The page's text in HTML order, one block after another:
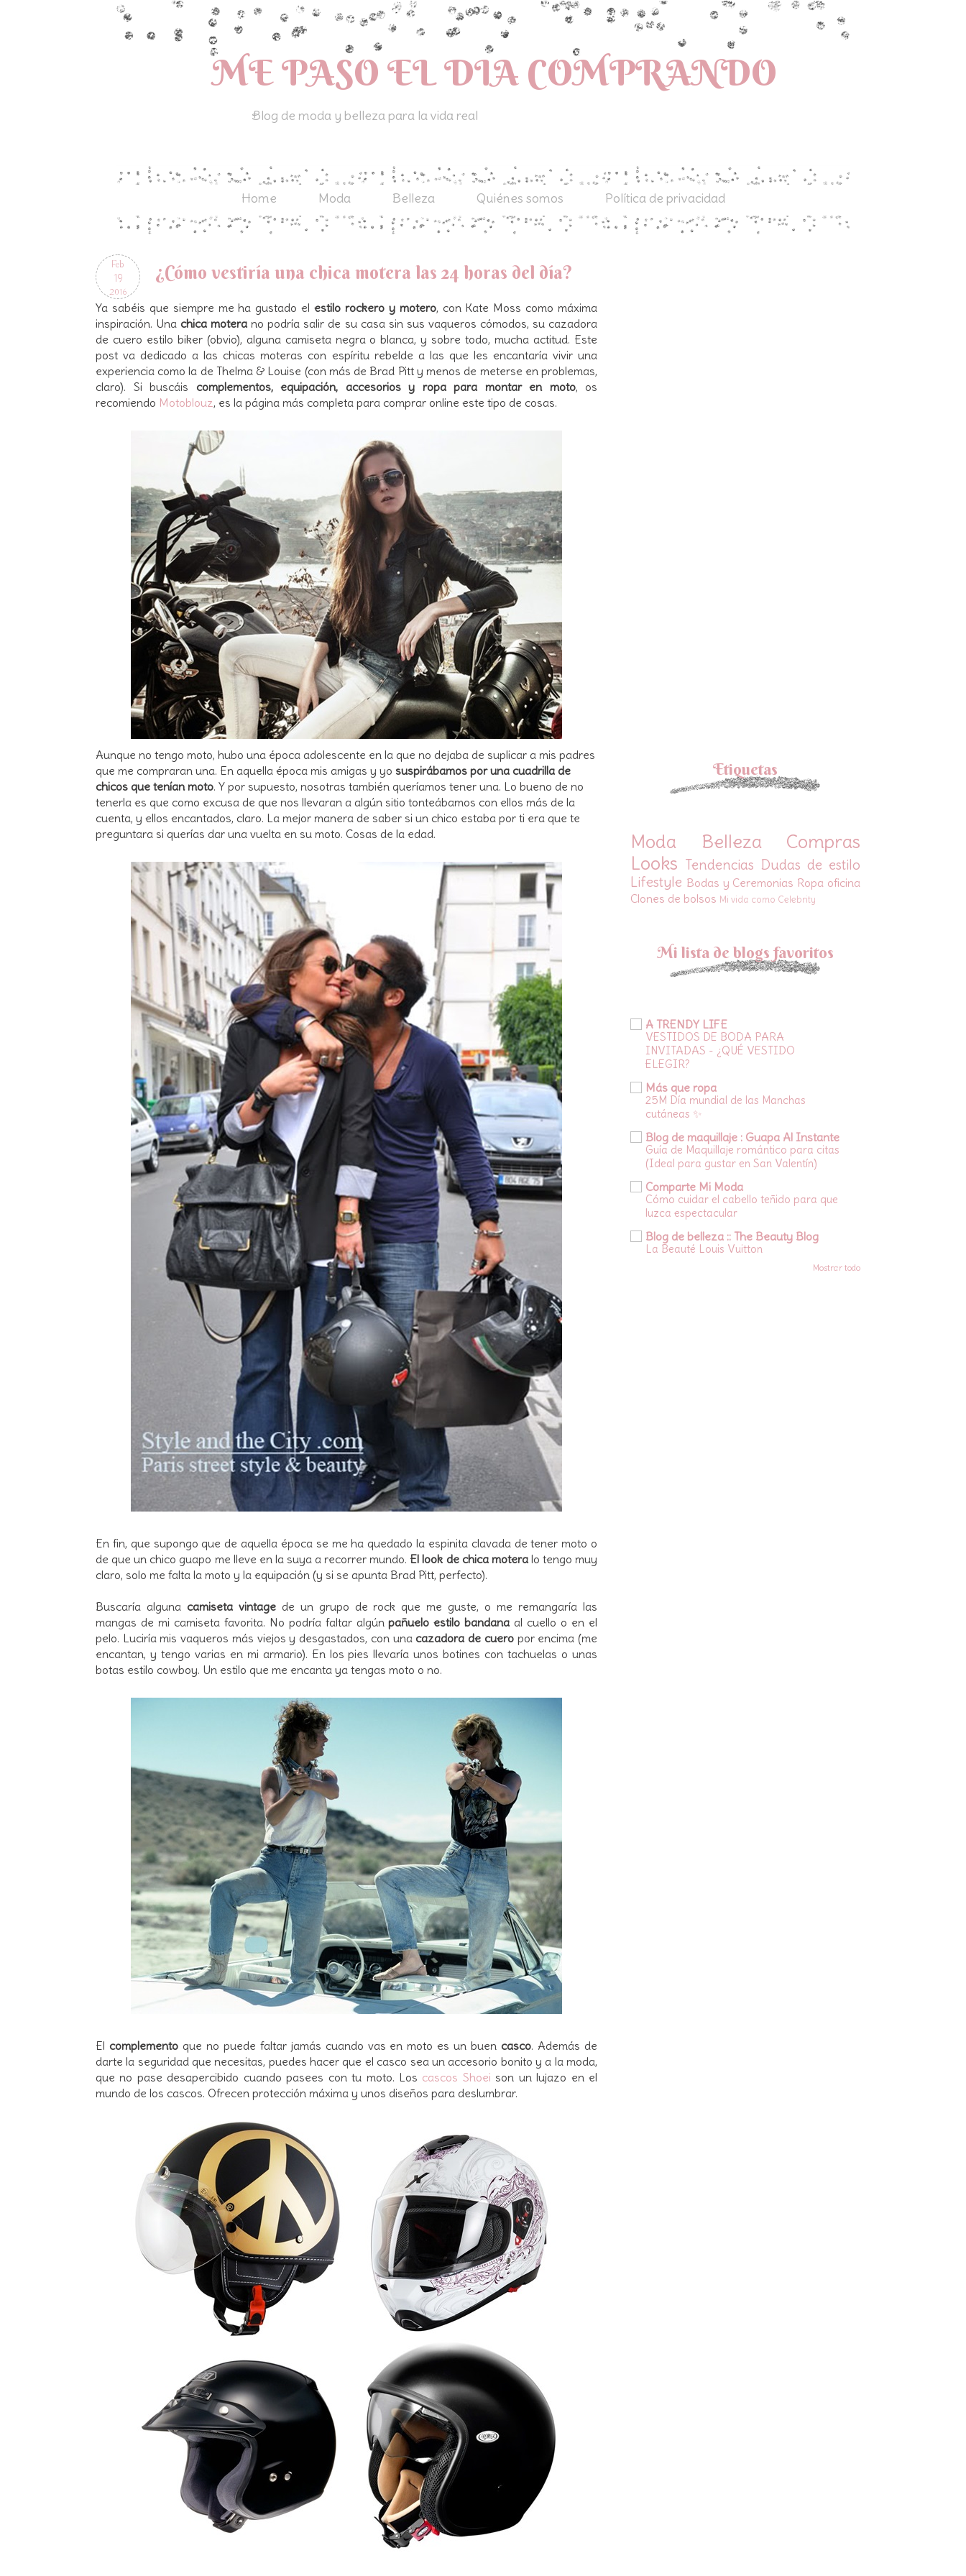
ME PASO EL DIA COMPRANDO
Blog de moda y belleza para la vida real
Home Moda Belleza Quiénes somos Política de privacidad
Feb
19
2016
¿Cómo vestiría una chica motera las 24 horas del día?
Ya sabéis que siempre me ha gustado el estilo rockero y motero, con Kate Moss como máxima
inspiración. Unachica motera no podría salir de su casa sin sus vaqueros cómodos, su cazadora
de cuero estilo biker (obvio), alguna camiseta negra o blanca, y sobre todo, mucha actitud. Este
post va dedicado a las chicas moteras con espíritu rebelde a las que les encantaría vivir una
experiencia como la de Thelma & Louise (con más de Brad Pitt y menos de meterse en problemas,
claro). Si buscáis complementos, equipación, accesorios y ropa para montar en moto, os
recomiendo Motoblouz, es la página más completa para comprar online este tipo de cosas.
Aunque no tengo moto, hubo una época adolescente en la que no dejaba de suplicar a mis padres
que me compraran una. En aquella época mis amigas y yo suspirábamos por una cuadrilla de
chicos que tenían moto. Y por supuesto, nosotras también queríamos tener una. Lo bueno de no
tenerla es que como excusa de que nos llevaran a algún sitio tonteábamos con ellos más de la
cuenta, y ellos encantados, claro. La mejor manera de saber si un chico estaba por ti era que te
preguntara si querías dar una vuelta en su moto. Cosas de la edad.
En fin, que supongo que de aquella época se me ha quedado la espinita clavada de tener moto o
de que un chico guapo me lleve en la suya a recorrer mundo. El look de chica moteralo tengo muy
claro, solo me falta la moto y la equipación (y si se apunta Brad Pitt, perfecto).
Buscaría alguna camiseta vintagede un grupo de rock que me guste, o me remangaría las
mangas de mi camiseta favorita. No podría faltar algúnpañuelo estilo bandana al cuello o en el
pelo. Luciría mis vaqueros más viejos y desgastados, con unacazadora de cueropor encima (me
encantan, y tengo varias en mi armario). En los pies llevaría unos botines con tachuelas o unas
botas estilo cowboy. Un estilo que me encanta ya tengas moto o no.
El complemento que no puede faltar jamás cuando vas en moto es un buencasco. Además de
darte la seguridad que necesitas, puedes hacer que el casco sea un accesorio bonito y a la moda,
que no pase desapercibido cuando pasees con tu moto. Los cascos Shoei son un lujazo en el
mundo de los cascos. Ofrecen protección máxima y unos diseños para deslumbrar.
Etiquetas
Moda Belleza
Compras
Looks Tendencias Dudas de estilo
Lifestyle Bodas y Ceremonias Ropa oficina
Clones de bolsos Mi vida como Celebrity
Mi lista de blogs favoritos
A TRENDY LIFE
VESTIDOS DE BODA PARA
INVITADAS - ¿QUÉ VESTIDO
ELEGIR?
Más que ropa
25M Día mundial de las Manchas
cutáneas ✨
Blog de maquillaje : Guapa Al Instante
Guía de Maquillaje romántico para citas
(Ideal para gustar en San Valentín)
Comparte Mi Moda
Cómo cuidar el cabello teñido para que
luzca espectacular
Blog de belleza :: The Beauty Blog
La Beauté Louis Vuitton
Mostrar todo